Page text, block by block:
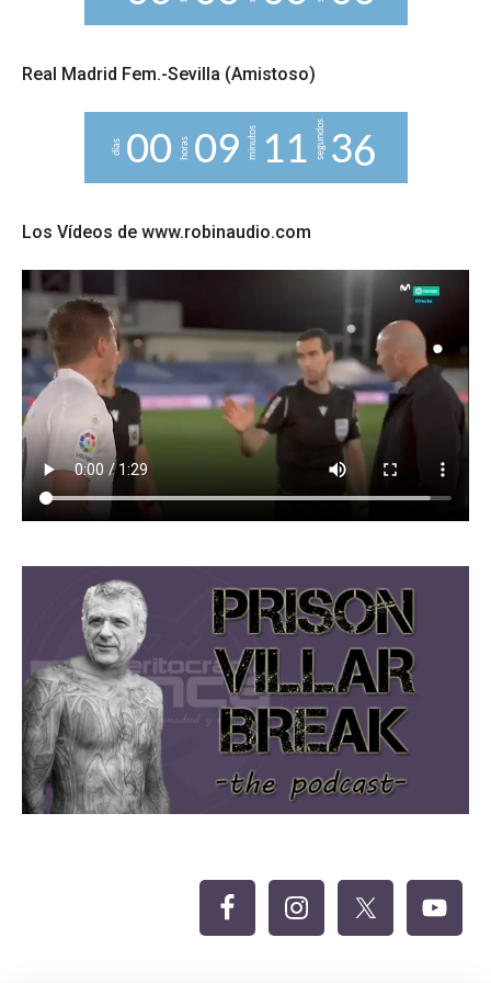
Real Madrid Fem.-Sevilla (Amistoso)
días 00 horas 09 minutos 11 segundos33
4
Los Vídeos de www.robinaudio.com